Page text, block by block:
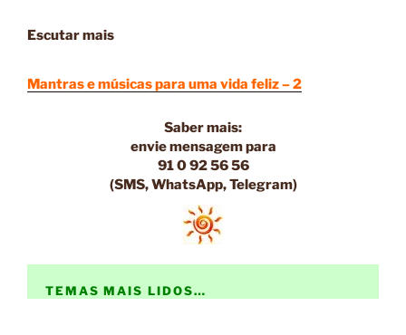
Escutar mais
Mantras e músicas para uma vida feliz – 2
Saber mais:
enviemensagempara
91 0 92 56 56
(SMS, WhatsApp, Telegram)
TEMAS MAIS LIDOS…